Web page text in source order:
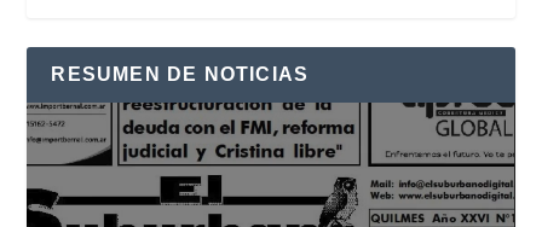
RESUMEN DE NOTICIAS
Reproductor
de
vídeo